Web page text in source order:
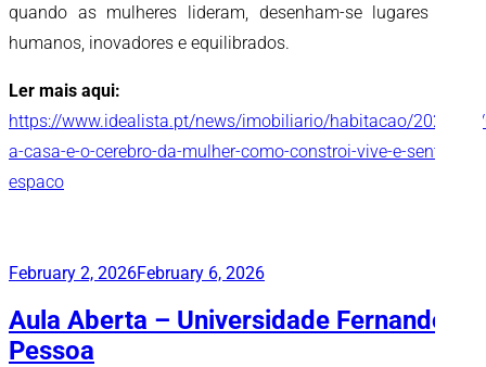
quando as mulheres lideram, desenham-se lugares mais
humanos, inovadores e equilibrados.
Ler mais aqui:
https://www.idealista.pt/news/imobiliario/habitacao/2026/
a-casa-e-o-cerebro-da-mulher-como-constroi-vive-e-sente-o-
espaco
Publicado
February 2, 2026February 6, 2026
Aula Aberta – Universidade Fernando
Pessoa